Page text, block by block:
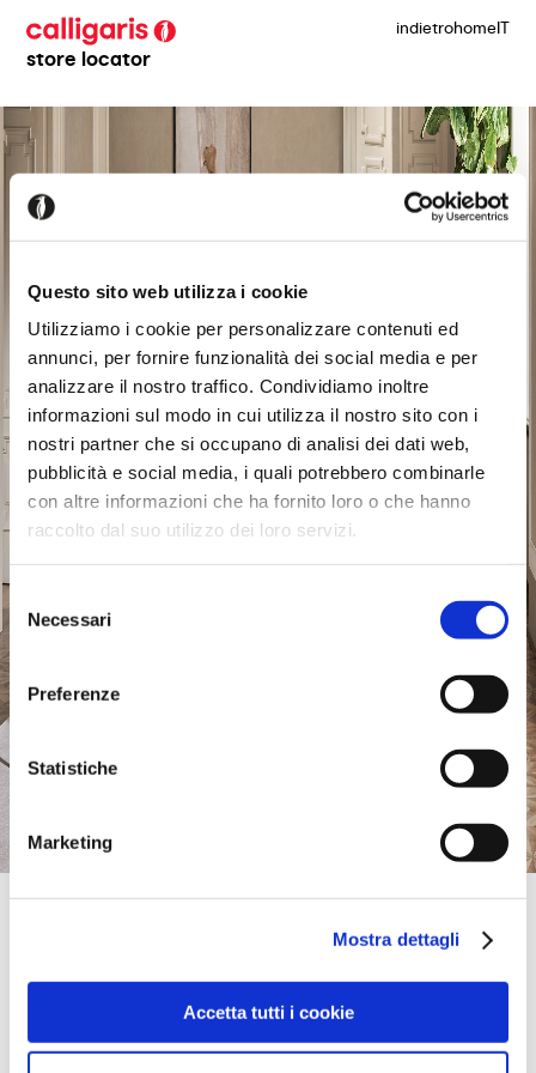
Questo sito web utilizza i cookie
Utilizziamo i cookie per personalizzare contenuti ed
annunci, per fornire funzionalità dei social media e per
analizzare il nostro traffico. Condividiamo inoltre
informazioni sul modo in cui utilizza il nostro sito con i
nostri partner che si occupano di analisi dei dati web,
pubblicità e social media, i quali potrebbero combinarle
con altre informazioni che ha fornito loro o che hanno
raccolto dal suo utilizzo dei loro servizi.
Selezione
del
consenso
Necessari
Preferenze
Statistiche
Marketing
Mostra dettagli
Accetta tutti i cookie
store locator
indietrohomeIT
Calligaris Store Lyon Centre-Ville | Lyon
69003, LYON, RHONE, Francia
Venerdi: 10:00-12:30, 14:00-19:00
portami qui